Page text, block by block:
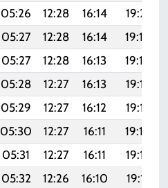
05:26 12:28 16:14 19:21
05:27 12:28 16:14 19:19
05:27 12:28 16:13 19:18
05:28 12:27 16:13 19:17
05:29 12:27 16:12 19:15
05:30 12:27 16:11 19:14
05:31 12:27 16:11 19:13
05:32 12:26 16:10 19:11